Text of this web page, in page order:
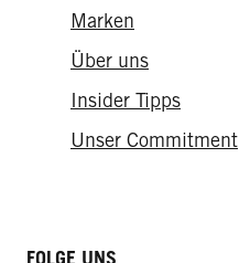
Marken
Über uns
Insider Tipps
Unser Commitment
FOLGE UNS